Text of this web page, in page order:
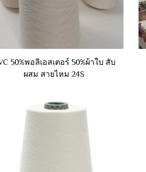
50%พอลิเอสเตอร์ 50%ผ้าใบ สับ
ผสม สายไหม 24S